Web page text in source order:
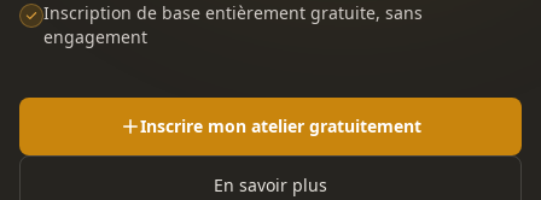
Inscription de base entièrement gratuite, sans
engagement
Inscrire mon atelier gratuitement
En savoir plus